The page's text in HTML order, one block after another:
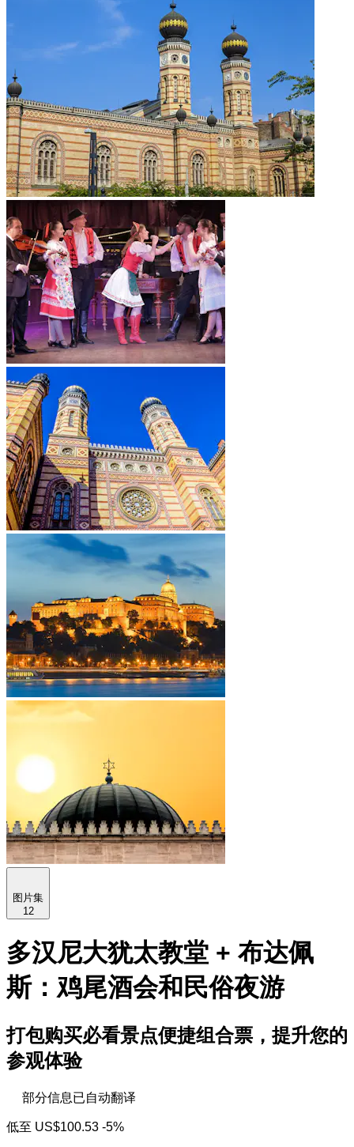
图片集
12
多汉尼大犹太教堂 + 布达佩
斯：鸡尾酒会和民俗夜游
打包购买必看景点便捷组合票，提升您的
参观体验
部分信息已自动翻译
低至 US$100.53 -5%